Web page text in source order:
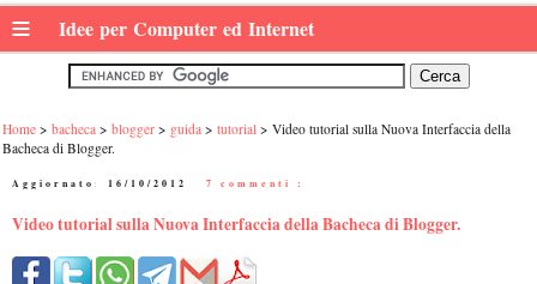
≡ Idee per Computer ed Internet
Home bacheca blogger guida tutorial
Video tutorial sulla Nuova Interfaccia della
Bacheca di Blogger.
Aggiornato: 16/10/2012 7 commenti :
Video tutorial sulla Nuova Interfaccia della Bacheca di Blogger.